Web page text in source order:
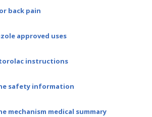
back pain
approved uses
instructions
safety information
mechanism medical summary